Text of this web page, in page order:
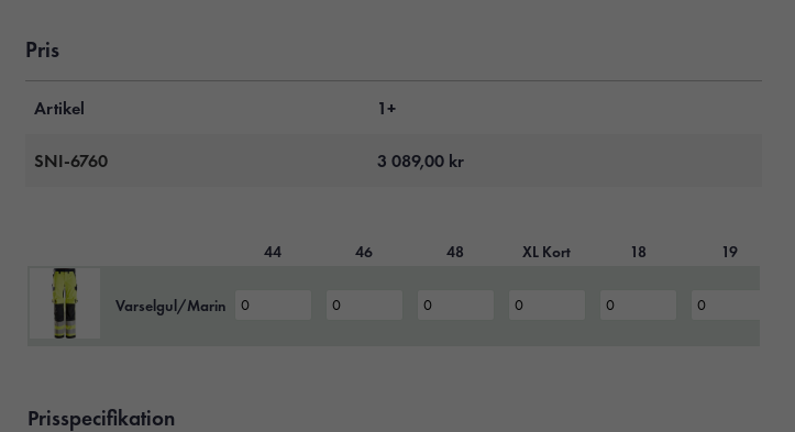
Pris
Artikel 1+
SNI-6760 3 089,00 kr
44 46 48 XL Kort 18 19
Varselgul/Marin
Prisspecifikation